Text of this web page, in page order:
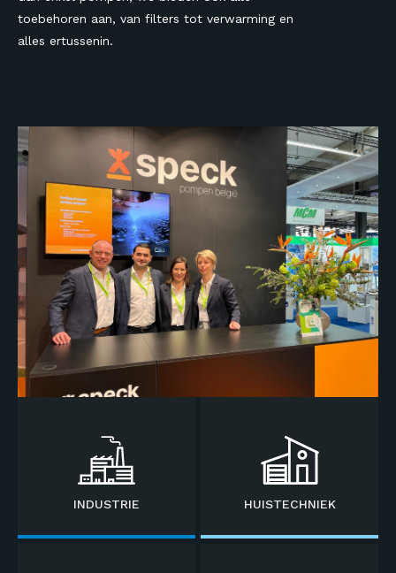
toebehoren aan, van filters tot verwarming en
alles ertussenin.
INDUSTRIE HUISTECHNIEK